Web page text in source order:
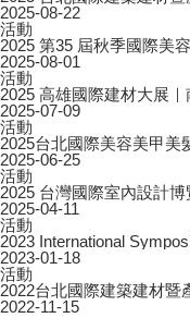
2025-08-22
活動
2025-08-01
活動
2025-07-09
活動
2025台北國際美容美甲美
2025-06-25
活動
2025-04-11
活動
2023-01-18
活動
2022台北國際建築建材暨
2022-11-15